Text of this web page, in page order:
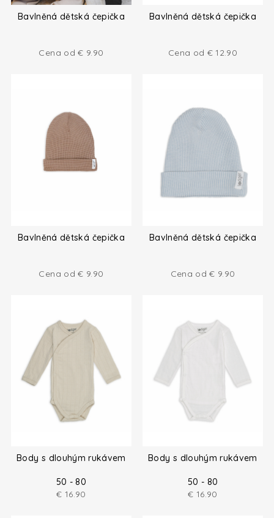
Bavlněná dětská čepička
Cena od€ 9.90
Bavlněná dětská čepička
Cena od € 12.90
Bavlněná dětská čepička
Cena od€ 9.90
Bavlněná dětská čepička
Cena od€ 9.90
Body s dlouhým rukávem
50 - 80
€ 16.90
Body s dlouhým rukávem
50 - 80
€ 16.90